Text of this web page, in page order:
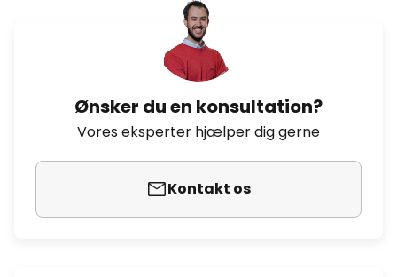
Ønsker du en konsultation?
Vores eksperter hjælper dig gerne
Kontakt os